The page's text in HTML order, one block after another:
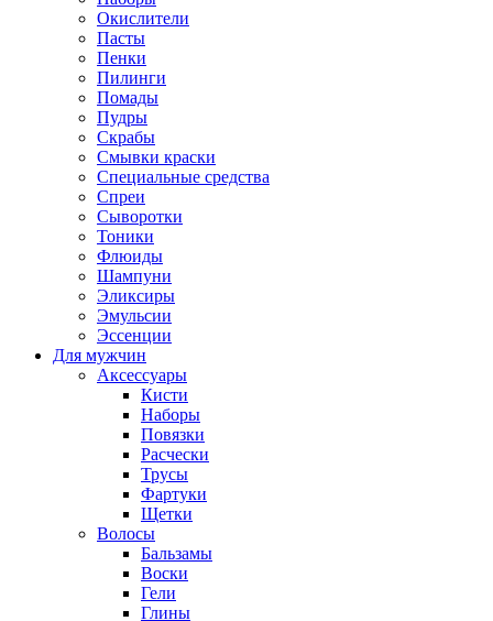
Окислители
Пасты
Пенки
Пилинги
Помады
Пудры
Скрабы
Смывки краски
Специальные средства
Спреи
Сыворотки
Тоники
Флюиды
Шампуни
Эликсиры
Эмульсии
Эссенции
Для мужчин
Аксессуары
Кисти
Наборы
Повязки
Расчески
Трусы
Фартуки
Щетки
Волосы
Бальзамы
Воски
Гели
Глины